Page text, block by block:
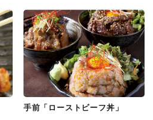
手前「ローストビーフ丼」